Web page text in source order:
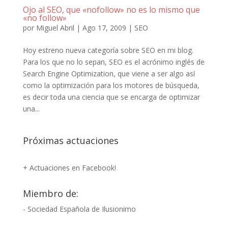
Ojo al SEO, que «nofollow» no es lo mismo que
«no follow»
por Miguel Abril | Ago 17, 2009 | SEO
Hoy estreno nueva categoría sobre SEO en mi blog.
Para los que no lo sepan, SEO es el acrónimo inglés de
Search Engine Optimization, que viene a ser algo así
como la optimización para los motores de búsqueda,
es decir toda una ciencia que se encarga de optimizar
una...
Próximas actuaciones
+ Actuaciones en Facebook!
Miembro de:
- Sociedad Española de Ilusionimo